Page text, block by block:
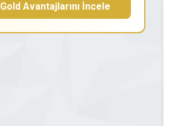
Gold Avantajlarını İncele